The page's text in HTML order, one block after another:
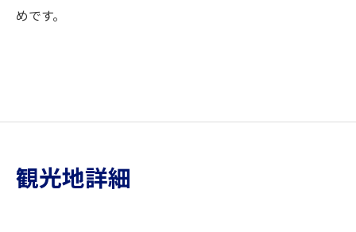
めです。
観光地詳細